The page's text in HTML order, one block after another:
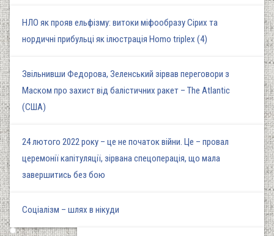
НЛО як прояв ельфізму: витоки міфообразу Сірих та
нордичні прибульці як ілюстрація Homo triplex (4)
Звільнивши Федорова, Зеленський зірвав переговори з
Маском про захист від балістичних ракет – The Atlantic
(США)
24 лютого 2022 року – це не початок війни. Це – провал
церемонії капітуляції, зірвана спецоперація, що мала
завершитись без бою
Соціалізм – шлях в нікуди